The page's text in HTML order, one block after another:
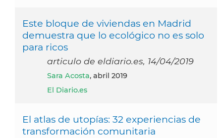
Este bloque de viviendas en Madrid
demuestra que lo ecológico no es solo
para ricos
articulo de eldiario.es, 14/04/2019
Sara Acosta, abril 2019
El Diario.es
El atlas de utopías: 32 experiencias de
transformación comunitaria